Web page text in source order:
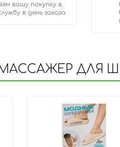
вашу покупку в
в день заказа
ДЛЯ